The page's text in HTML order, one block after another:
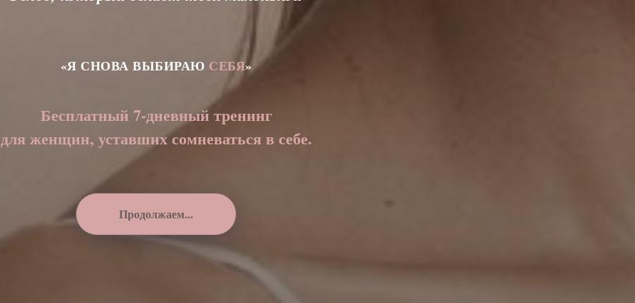
«Я СНОВА ВЫБИРАЮ СЕБЯ»
Бесплатный 7-дневный тренинг
для женщин, уставших сомневаться в себе.
Продолжаем...